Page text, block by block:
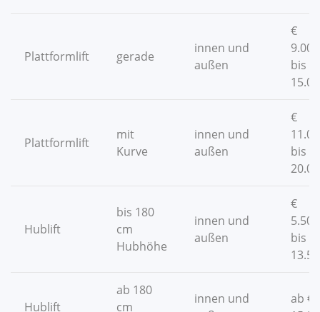
Plattformlift gerade
innen und
außen
€
bis €
Plattformlift
mit
Kurve
innen und
außen
€
bis €
Hublift
bis 180
cm
Hubhöhe
innen und
außen
€
bis €
Hublift
ab 180
cm
innen und
ab €